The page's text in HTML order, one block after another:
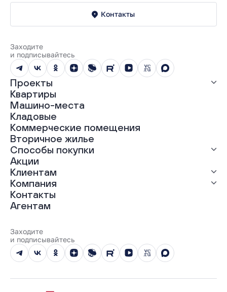
Контакты
Заходите
и подписывайтесь
Проекты
Все проекты
ЖК «Абрикос»
ЖК «Гравитация»
ЖК «Грин Гарден»
ЖК «Динамика»
ЖК «Мохито»
ЖК «Современник»
ЖК «Янтарная долина»
Квартиры
Машино-места
Кладовые
Коммерческие помещения
Вторичное жилье
Способы покупки
Выгодная ипотека
Рассрочка
Материнский капитал
Трейд-ин
100% оплата
Акции
Клиентам
Ход строительства
Документы
Выдача ключей
Компания
О нас
Карьера
Реализованные проекты
Вопросы и ответы
Новости
Юбилейный год
Контакты
Агентам
Заходите
и подписывайтесь